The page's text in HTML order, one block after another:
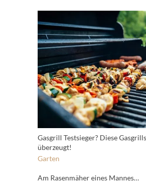
Gasgrill Testsieger? Diese
überzeugt!
Garten
Am Rasenmäher eines Mannes…